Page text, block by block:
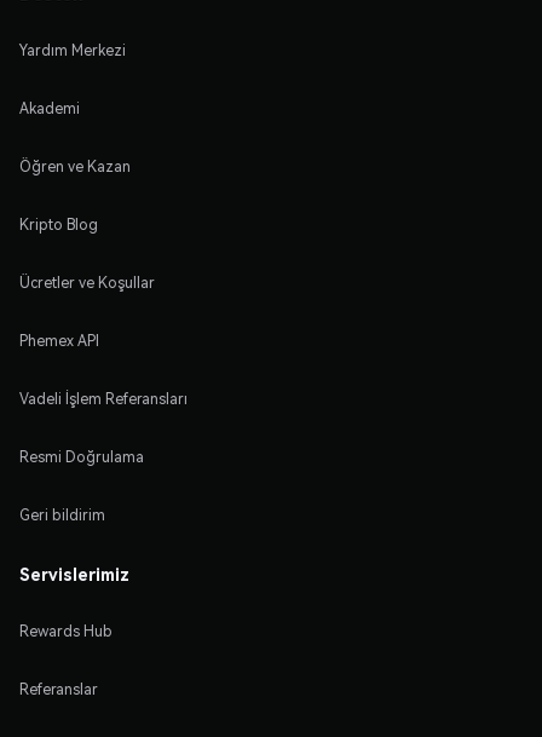
Yardım Merkezi
Akademi
Öğren ve Kazan
Kripto Blog
Ücretler ve Koşullar
Phemex API
Vadeli İşlem Referansları
Resmi Doğrulama
Geri bildirim
Servislerimiz
Rewards Hub
Referanslar